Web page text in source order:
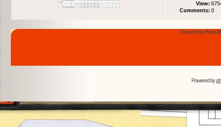
View:
Comments: 0
Powered by Photo
Powered by